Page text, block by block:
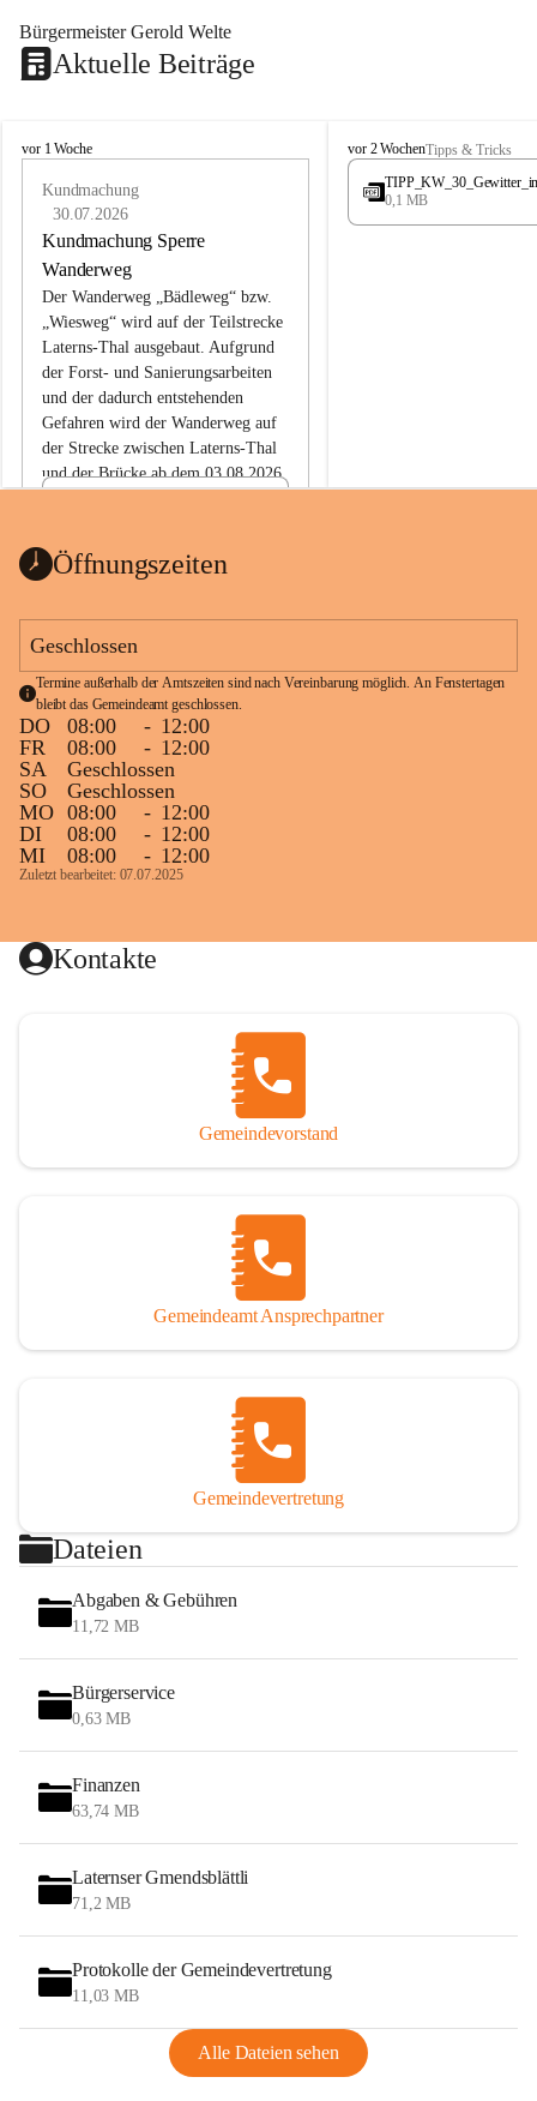
Bürgermeister Gerold Welte
Aktuelle Beiträge
L
vor 1 Woche
Kundmachung
30.07.2026
Kundmachung Sperre
Wanderweg
Der Wanderweg „Bädleweg“ bzw.
„Wiesweg“ wird auf der Teilstrecke
Laterns-Thal ausgebaut. Aufgrund
der Forst- und Sanierungsarbeiten
und der dadurch entstehenden
Gefahren wird der Wanderweg auf
der Strecke zwischen Laterns-Thal
und der Brücke ab dem 03.08.2026
ht
1 Seite•0,1 MB
L
a
e
vor 2 WochenTipps & Tricks
0,1 MB
Öffnungszeiten
Geschlossen
Termine außerhalb der Amtszeiten sind nach Vereinbarung möglich. An Fenstertagen
bleibt das Gemeindeamt geschlossen.
DO 08:00 - 12:00
FR
08:00 - 12:00
SA
Geschlossen
SO
Geschlossen
MO 08:00 - 12:00
DI
08:00 - 12:00
MI
08:00 - 12:00
Zuletzt bearbeitet: 07.07.2025
Kontakte
Gemeindevorstand
Gemeindeamt Ansprechpartner
Gemeindevertretung
Dateien
Abgaben & Gebühren
11,72 MB
Bürgerservice
0,63 MB
Finanzen
63,74 MB
Laternser Gmendsblättli
71,2 MB
Protokolle der Gemeindevertretung
11,03 MB
Alle Dateien sehen